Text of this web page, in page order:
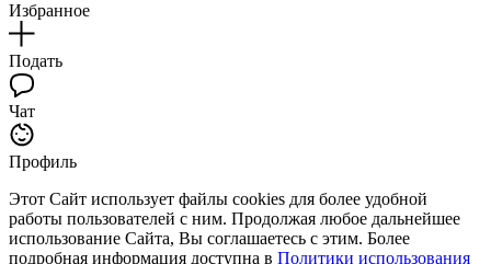
Избранное
Подать
Чат
Профиль
Этот Сайт использует файлы cookies для более удобной
работы пользователей с ним. Продолжая любое дальнейшее
использование Сайта, Вы соглашаетесь с этим. Более
подробная информация доступна в Политики использования